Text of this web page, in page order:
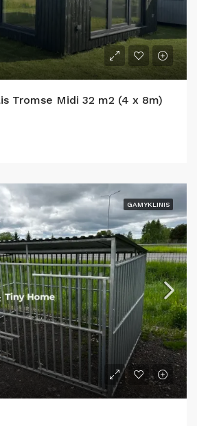
Tromse Midi 32 m2 (4 x 8m)
GAMYKLINIS